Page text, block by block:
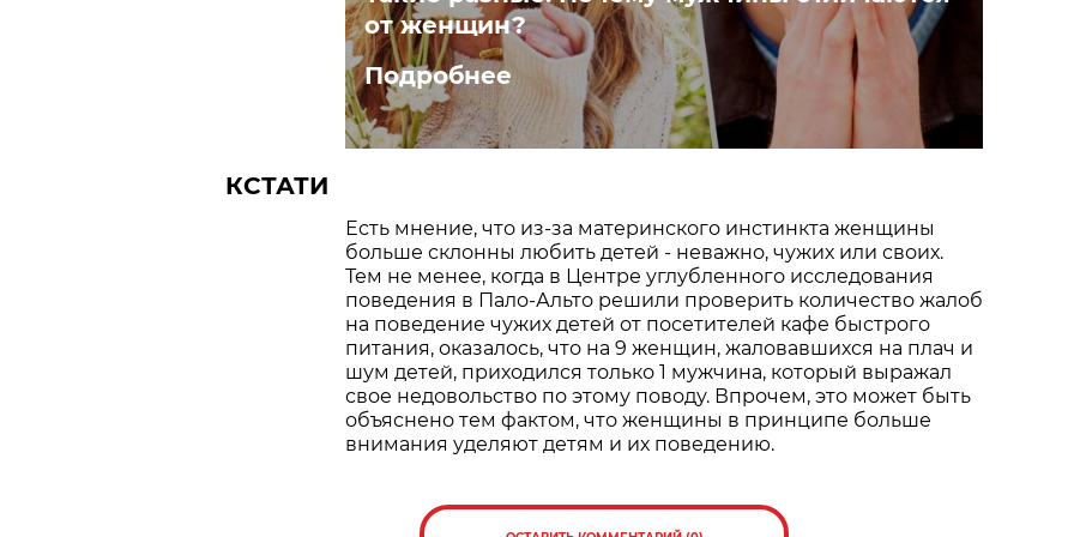
от женщин?
Подробнее
КСТАТИ
Есть мнение, что из-за материнского инстинкта женщины
больше склонны любить детей - неважно, чужих или своих.
Тем не менее, когда в Центре углубленного исследования
поведения в Пало-Альто решили проверить количество жалоб
на поведение чужих детей от посетителей кафе быстрого
питания, оказалось, что на 9 женщин, жаловавшихся на плач и
шум детей, приходился только 1 мужчина, который выражал
свое недовольство по этому поводу. Впрочем, это может быть
объяснено тем фактом, что женщины в принципе больше
внимания уделяют детям и их поведению.